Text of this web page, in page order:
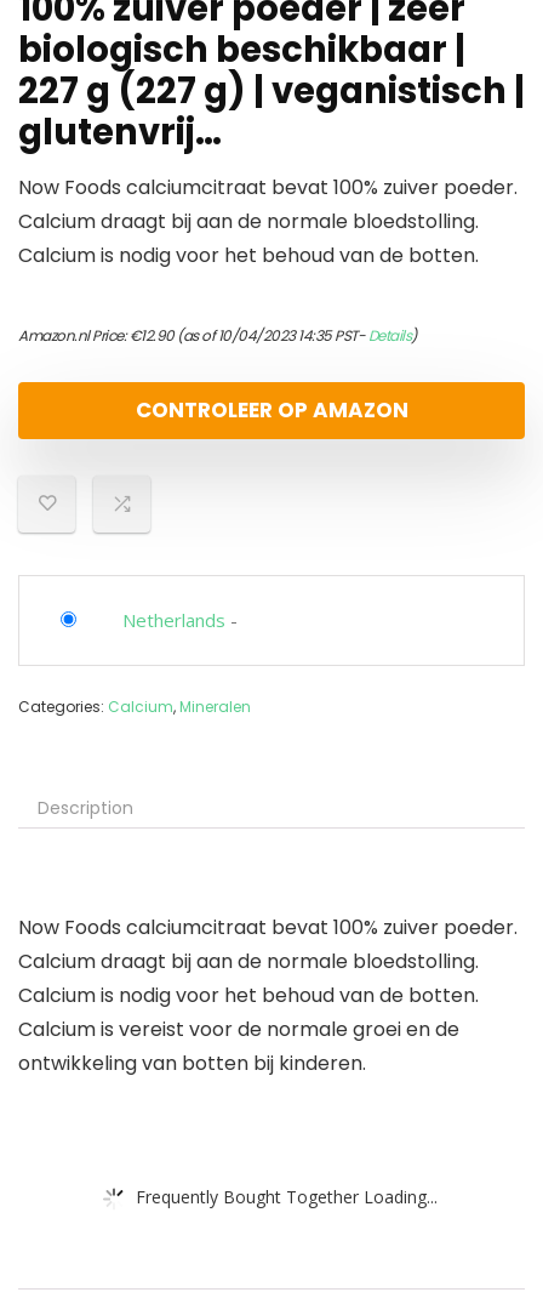
biologisch beschikbaar |
227 g (227 g) | veganistisch |
glutenvrij…
Now Foods calciumcitraat bevat 100% zuiver poeder.
Calcium draagt bij aan de normale bloedstolling.
Calcium is nodig voor het behoud van de botten.
Amazon.nl Price:€12.90(as of 10/04/2023 14:35 PST-Details)
CONTROLEER OP AMAZON
Netherlands -
Categories: Calcium,Mineralen
Description
Now Foods calciumcitraat bevat 100% zuiver poeder.
Calcium draagt bij aan de normale bloedstolling.
Calcium is nodig voor het behoud van de botten.
Calcium is vereist voor de normale groei en de
ontwikkeling van botten bij kinderen.
Frequently Bought Together Loading...